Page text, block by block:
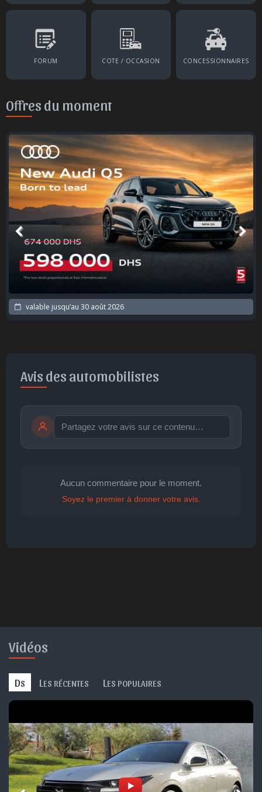
FORUM COTE / OCCASION CONCESSIONNAIRES
Offres du moment
valable jusqu’au 30 août 2026
Avis des automobilistes
publication immédiate Publier
Aucun commentaire pour le moment.
Soyez le premier à donner votre avis.
Vidéos
DS L ES RÉCENTES L ES POPULAIRES